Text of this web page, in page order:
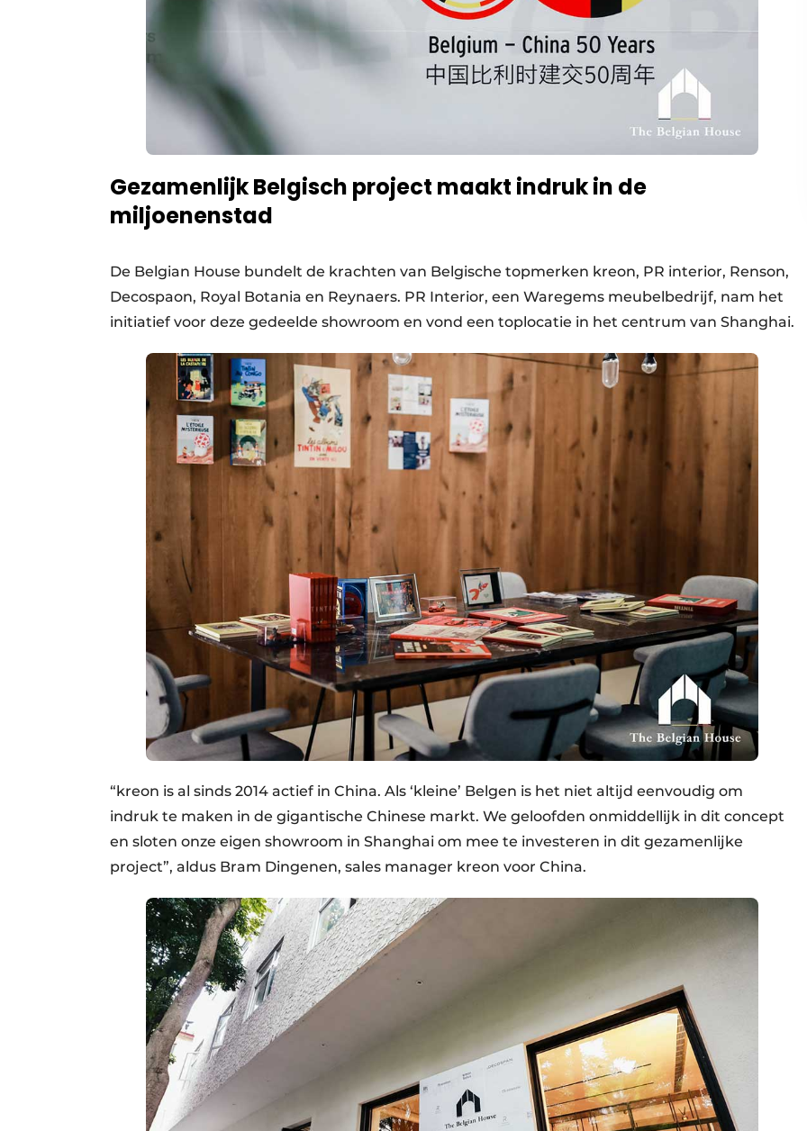
Gezamenlijk Belgisch project maakt indruk in de
miljoenenstad
De Belgian House bundelt de krachten van Belgische topmerken kreon, PR interior, Renson,
Decospaon, Royal Botania en Reynaers. PR Interior, een Waregems meubelbedrijf, nam het
initiatief voor deze gedeelde showroom en vond een toplocatie in het centrum van Shanghai.
“kreon is al sinds 2014 actief in China. Als ‘kleine’ Belgen is het niet altijd eenvoudig om
indruk te maken in de gigantische Chinese markt. We geloofden onmiddellijk in dit concept
en sloten onze eigen showroom in Shanghai om mee te investeren in dit gezamenlijke
project”, aldus Bram Dingenen, sales manager kreon voor China.